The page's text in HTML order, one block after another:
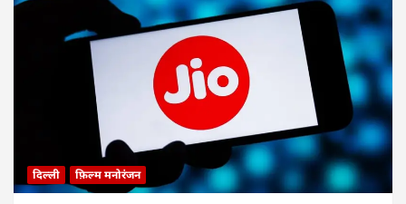
दिल्ली फ़िल्म मनोरंजन